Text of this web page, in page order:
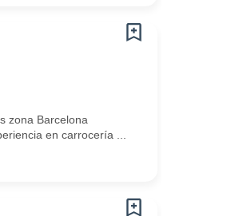
zona Barcelona
en carrocería ...